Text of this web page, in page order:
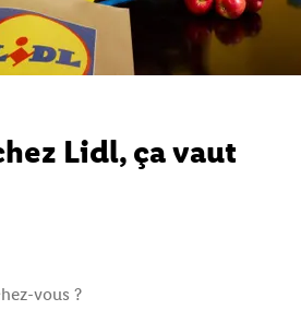
Lidl, ça vaut